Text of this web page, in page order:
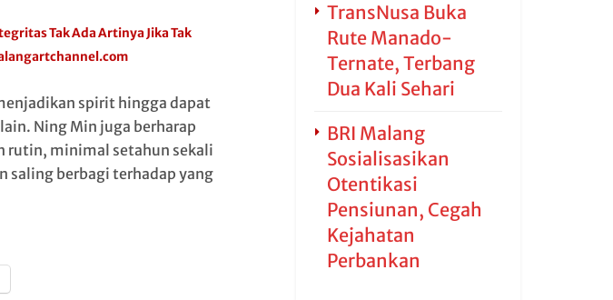
Tak Ada Artinya Jika Tak
spirit hingga dapat
Ning Min juga berharap
rutin, minimal setahun sekali
saling berbagi terhadap yang
TransNusa Buka
Rute Manado-
Ternate, Terbang
Dua Kali Sehari
BRI Malang
Sosialisasikan
Otentikasi
Pensiunan, Cegah
Kejahatan
Perbankan